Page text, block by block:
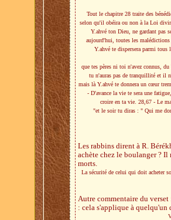
Tout le chapitre 28 traite des
selon qu'il obéira ou non à la Loi
Y.ahvé ton Dieu, ne gardant pas
aujourd'hui, toutes les
Y.ahvé te dispersera parmi
que tes pères ni toi n'avez connus,
tu n'auras pas de tranquillité et il
mais là Y.ahvé te donnera un cœur
- D'avance la vie te sera une
croire en ta vie. 28,67 - Le
"et le soir tu diras : " Qui me
Les rabbins dirent à R.
achète chez le boulanger ? Il
morts.
La sécurité de celui qui doit acheter
Autre commentaire du verset
: cela s'applique à quelqu'un